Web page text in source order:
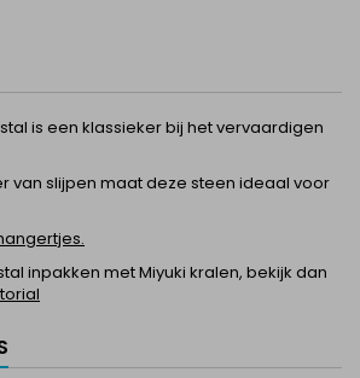
is een klassieker bij het vervaardigen
van slijpen maat deze steen ideaal voor
inpakken met Miyuki kralen, bekijk dan